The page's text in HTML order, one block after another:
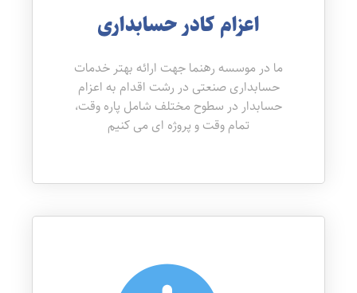
اعزام کادر حسابداری
ما در موسسه رهنما جهت ارائه بهتر خدمات
حسابداری صنعتی در رشت اقدام به اعزام
حسابدار در سطوح مختلف شامل پاره وقت،
تمام وقت و پروژه ای می کنیم